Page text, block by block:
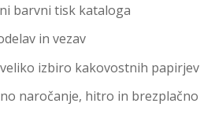
barvni tisk kataloga
in vezav
izbiro kakovostnih papirjev
naročanje, hitro in brezplačno